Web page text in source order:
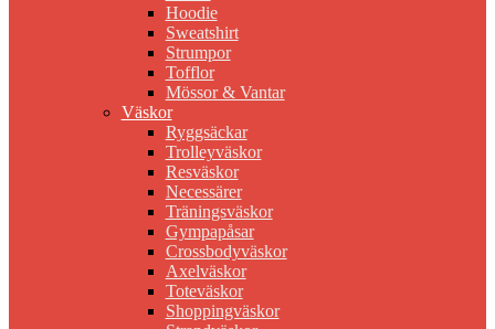
Hoodie
Sweatshirt
Strumpor
Tofflor
Mössor & Vantar
Väskor
Ryggsäckar
Trolleyväskor
Resväskor
Necessärer
Träningsväskor
Gympapåsar
Crossbodyväskor
Axelväskor
Toteväskor
Shoppingväskor